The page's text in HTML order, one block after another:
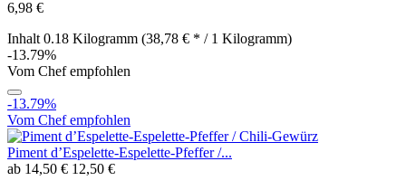
6,98 €
Inhalt 0.18 Kilogramm (38,78 € * / 1 Kilogramm)
-13.79%
Vom Chef empfohlen
-13.79%
Vom Chef empfohlen
Piment d’Espelette-Espelette-Pfeffer /...
ab 14,50 € 12,50 €